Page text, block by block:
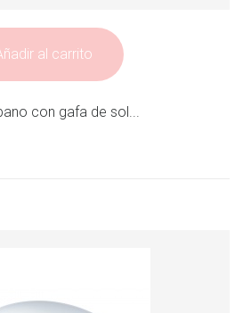
al carrito
con gafa de sol...